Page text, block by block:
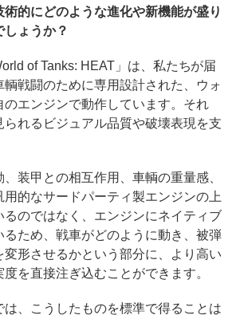
的にどのような進化や新機能が盛り
ょうか？
of Tanks: HEAT」は、私たちが届
輌戦闘のために専用設計された、ウォ
のエンジンで動作しています。それ
られるビジュアル品質や破壊表現を支
装甲との相互作用、車輌の重量感、
的なサードパーティ製エンジンの上
るのではなく、エンジンにネイティブ
るため、戦車がどのように動き、被弾
変形させるかという部分に、より高い
を直接注ぎ込むことができます。
、こうしたものを標準で得ることは